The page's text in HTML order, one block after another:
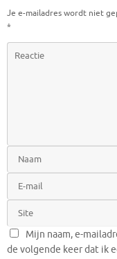
Je e-mailadres wordt niet
*
Mijn naam, e-
de volgende keer dat ik